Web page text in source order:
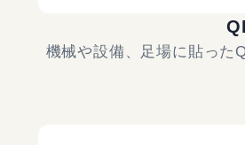
機械や設備、足場に貼った